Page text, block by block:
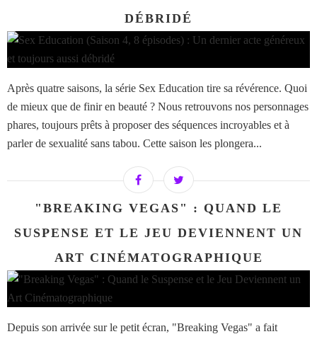
DÉBRIDÉ
Après quatre saisons, la série Sex Education tire sa révérence. Quoi
de mieux que de finir en beauté ? Nous retrouvons nos personnages
phares, toujours prêts à proposer des séquences incroyables et à
parler de sexualité sans tabou. Cette saison les plongera...
"BREAKING VEGAS" : QUAND LE
SUSPENSE ET LE JEU DEVIENNENT UN
ART CINÉMATOGRAPHIQUE
Depuis son arrivée sur le petit écran, "Breaking Vegas" a fait